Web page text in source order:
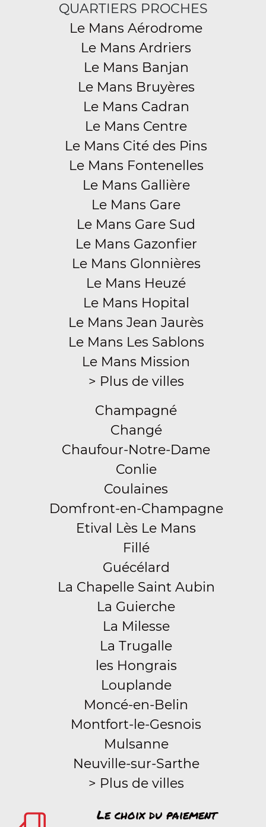
QUARTIERS PROCHES
Le Mans Aérodrome
Le Mans Ardriers
Le Mans Banjan
Le Mans Bruyères
Le Mans Cadran
Le Mans Centre
Le Mans Cité des Pins
Le Mans Fontenelles
Le Mans Gallière
Le Mans Gare
Le Mans Gare Sud
Le Mans Gazonfier
Le Mans Glonnières
Le Mans Heuzé
Le Mans Hopital
Le Mans Jean Jaurès
Le Mans Les Sablons
Le Mans Mission
> Plus de villes
Champagné
Changé
Chaufour-Notre-Dame
Conlie
Coulaines
Domfront-en-Champagne
Etival Lès Le Mans
Fillé
Guécélard
La Chapelle Saint Aubin
La Guierche
La Milesse
La Trugalle
les Hongrais
Louplande
Moncé-en-Belin
Montfort-le-Gesnois
Mulsanne
Neuville-sur-Sarthe
> Plus de villes
Le choix du paiement